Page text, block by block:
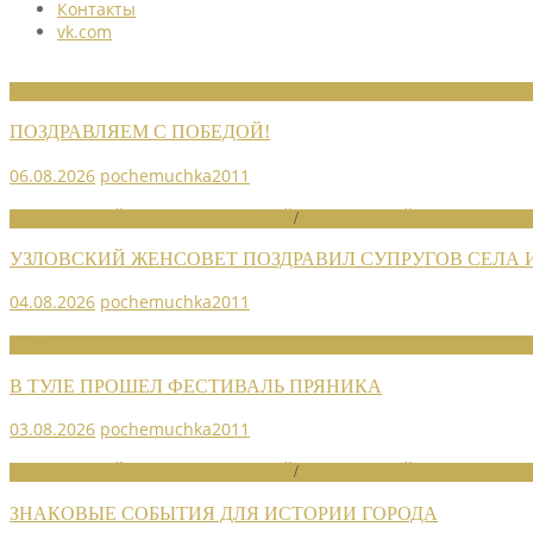
Контакты
vk.com
ПОЗДРАВЛЯЕМ С ПОБЕДОЙ!
06.08.2026 pochemuchka2011
/
УЗЛОВСКИЙ ЖЕНСОВЕТ ПОЗДРАВИЛ СУПРУГОВ СЕЛА
04.08.2026 pochemuchka2011
В ТУЛЕ ПРОШЕЛ ФЕСТИВАЛЬ ПРЯНИКА
03.08.2026 pochemuchka2011
/
ЗНАКОВЫЕ СОБЫТИЯ ДЛЯ ИСТОРИИ ГОРОДА